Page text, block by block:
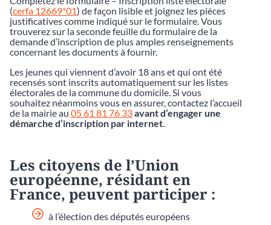
(cerfa 12669*01) de façon lisible et joignez les pièces
justificatives comme indiqué sur le formulaire. Vous
trouverez sur la seconde feuille du formulaire de la
demande d’inscription de plus amples renseignements
concernant les documents à fournir.
Les jeunes qui viennent d’avoir 18 ans et qui ont été
recensés sont inscrits automatiquement sur les listes
électorales de la commune du domicile. Si vous
souhaitez néanmoins vous en assurer, contactez l’accueil
de la mairie au 05 61 81 76 33avant d’engager une
démarche d’inscription par internet
Les citoyens de l’Union
européenne, résidant en
France, peuvent participer :
à l’élection des députés européens